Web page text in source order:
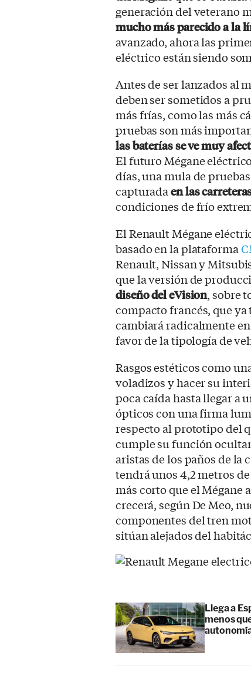
generación del veterano
mucho más parecido a la
avanzado, ahora las
eléctrico están siendo
Antes de ser lanzados al
deben ser sometidos a
más frías, como las más
pruebas son más
las baterías se ve muy
El futuro Mégane
días, una mula de
capturadaen las
condiciones de frío
El Renault Mégane
basado en la plataforma
Renault, Nissan y
que la versión de
diseño del eVision, sobre
compacto francés, que ya
cambiará radicalmente
favor de la tipología de
Rasgos estéticos como
voladizos y hacer su
poca caída hasta llegar a
ópticos con una firma
respecto al prototipo del
cumple su función
aristas de los paños de la
tendrá unos 4,2 metros
más corto que el Mégane
crecerá, según De Meo,
componentes del tren
sitúan alejados del
Llega a
menos